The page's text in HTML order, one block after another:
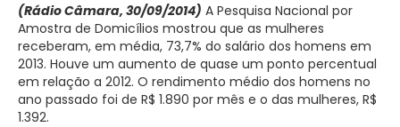
(Rádio Câmara, 30/09/2014) A Pesquisa Nacional por
Amostra de Domicílios mostrou que as mulheres
receberam, em média, 73,7% do salário dos homens em
2013. Houve um aumento de quase um ponto percentual
em relação a 2012. O rendimento médio dos homens no
ano passado foi de R$ 1.890 por mês e o das mulheres, R$
1.392.